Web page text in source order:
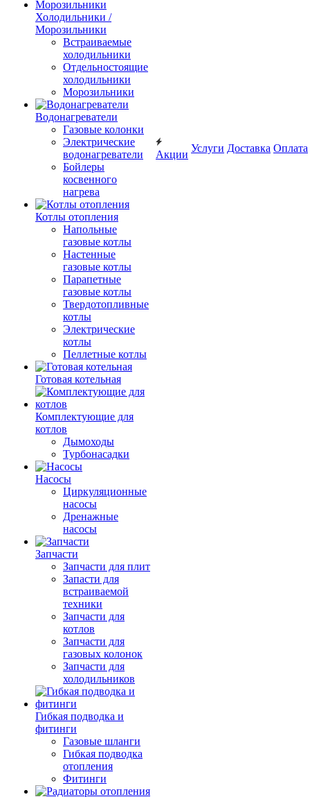
Холодильники /
Морозильники
Встраиваемые
холодильники
Отдельностоящие
холодильники
Морозильники
Водонагреватели
Газовые колонки
Электрические
водонагреватели
Бойлеры
косвенного
нагрева
Котлы отопления
Напольные
газовые котлы
Настенные
газовые котлы
Парапетные
газовые котлы
Твердотопливные
котлы
Электрические
котлы
Пеллетные котлы
Готовая котельная
Комплектующие для
котлов
Дымоходы
Турбонасадки
Насосы
Циркуляционные
насосы
Дренажные
насосы
Запчасти
Запчасти для плит
Запасти для
встраиваемой
техники
Запчасти для
котлов
Запчасти для
газовых колонок
Запчасти для
холодильников
Гибкая подводка и
фитинги
Газовые шланги
Гибкая подводка
отопления
Фитинги
Акции
Услуги Доставка Оплата